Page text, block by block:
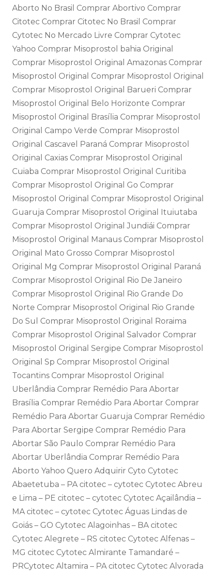
Aborto No Brasil Comprar Abortivo Comprar
Citotec Comprar Citotec No Brasil Comprar
Cytotec No Mercado Livre Comprar Cytotec
Yahoo Comprar Misoprostol bahia Original
Comprar Misoprostol Original Amazonas Comprar
Misoprostol Original Comprar Misoprostol Original
Comprar Misoprostol Original Barueri Comprar
Misoprostol Original Belo Horizonte Comprar
Misoprostol Original Brasília Comprar Misoprostol
Original Campo Verde Comprar Misoprostol
Original Cascavel Paraná Comprar Misoprostol
Original Caxias Comprar Misoprostol Original
Cuiaba Comprar Misoprostol Original Curitiba
Comprar Misoprostol Original Go Comprar
Misoprostol Original Comprar Misoprostol Original
Guaruja Comprar Misoprostol Original Ituiutaba
Comprar Misoprostol Original Jundiái Comprar
Misoprostol Original Manaus Comprar Misoprostol
Original Mato Grosso Comprar Misoprostol
Original Mg Comprar Misoprostol Original Paraná
Comprar Misoprostol Original Rio De Janeiro
Comprar Misoprostol Original Rio Grande Do
Norte Comprar Misoprostol Original Rio Grande
Do Sul Comprar Misoprostol Original Roraima
Comprar Misoprostol Original Salvador Comprar
Misoprostol Original Sergipe Comprar Misoprostol
Original Sp Comprar Misoprostol Original
Tocantins Comprar Misoprostol Original
Uberlândia Comprar Remédio Para Abortar
Brasília Comprar Remédio Para Abortar Comprar
Remédio Para Abortar Guaruja Comprar Remédio
Para Abortar Sergipe Comprar Remédio Para
Abortar São Paulo Comprar Remédio Para
Abortar Uberlândia Comprar Remédio Para
Aborto Yahoo Quero Adquirir Cyto Cytotec
Abaetetuba – PA citotec – cytotec Cytotec Abreu
e Lima – PE citotec – cytotec Cytotec Açailândia –
MA citotec – cytotec Cytotec Águas Lindas de
Goiás – GO Cytotec Alagoinhas – BA citotec
Cytotec Alegrete – RS citotec Cytotec Alfenas –
MG citotec Cytotec Almirante Tamandaré –
PRCytotec Altamira – PA citotec Cytotec Alvorada